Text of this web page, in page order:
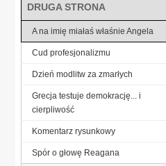
DRUGA STRONA
A na imię miałaś właśnie Angela
Cud profesjonalizmu
Dzień modlitw za zmarłych
Grecja testuje demokrację... i
cierpliwość
Komentarz rysunkowy
Spór o głowę Reagana